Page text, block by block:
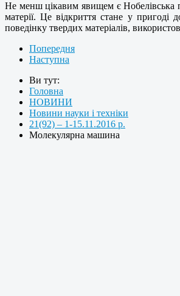
Не менш цікавим явищем є Нобелівська
матерії. Це відкриття стане у пригоді
поведінку твердих матеріалів,
Попередня
Наступна
Ви тут:
Головна
НОВИНИ
Новини науки і техніки
21(92) – 1-15.11.2016 р.
Молекулярна машина